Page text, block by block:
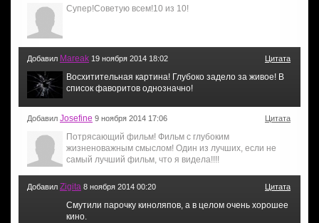
Супер!Советую всем!10 из 10!
Добавил Mareak 19 ноября 2014 18:02 Цитата
Восхитительная картина! Глубоко задело за живое! В
список фаворитов однозначно!
Добавил Josefine 9 ноября 2014 17:06 Цитата
Потрясающий фильм! Фильм с глубоким
жизненоважным смыслом! Один из лучших, если не
самый лучший фильм, что я видела!!!!
Добавил Zigita 8 ноября 2014 00:20 Цитата
Смутили парочку киноляпов, а в целом очень хорошее
кино.